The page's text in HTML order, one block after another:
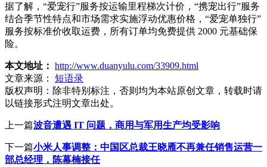
据了解，“爱宠行”服务按运输里程梯次计价，“携宠出行”服务
结合季节性特点和市场需求实施浮动优惠价格，“爱宠单独行”
服务按标准价收取运费，所有订单均免费提供 2000 元基础保
险。
本文地址： http://www.duanyulu.com/33909.html
文章来源：
短语录
版权声明： 除非特别标注，否则均为本站原创文章，转载时请
以链接形式注明文章出处。
上一篇波音遭遇 IT 问题，商用与军用生产均受影响
下一篇小米人事调整：中国区总裁王晓雁不再兼任销售运营一
部总经理，陈幕楠接任